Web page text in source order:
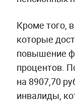
Кроме того,
которые
повышение
процентов.
на 8907,70
инвалиды,